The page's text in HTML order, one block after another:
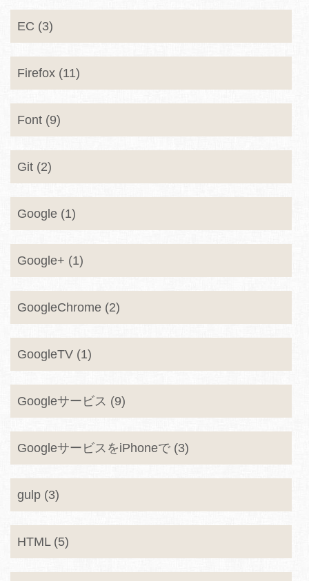
EC (3)
Firefox (11)
Font (9)
Git (2)
Google (1)
Google+ (1)
GoogleChrome (2)
GoogleTV (1)
Googleサービス (9)
GoogleサービスをiPhoneで (3)
gulp (3)
HTML (5)